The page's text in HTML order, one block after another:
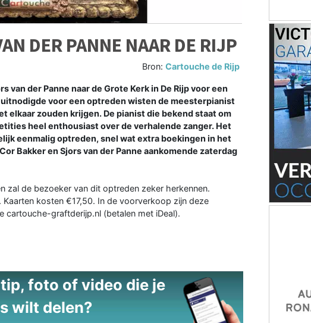
DER PANNE NAAR DE RIJP
Bron:Cartouche de Rijp
van der Panne naar de Grote Kerk in De Rijp voor een
voor een optreden wisten de meesterpianist
elkaar zouden krijgen. De pianist die bekend staat om
heel enthousiast over de verhalende zanger. Het
eenmalig optreden, snel wat extra boekingen in het
Bakker en Sjors van der Panne aankomende zaterdag
zal de bezoeker van dit optreden zeker herkennen.
kosten €17,50. In de voorverkoop zijn deze
cartouche-graftderijp.nl (betalen met iDeal).
foto of video die je
wilt delen?